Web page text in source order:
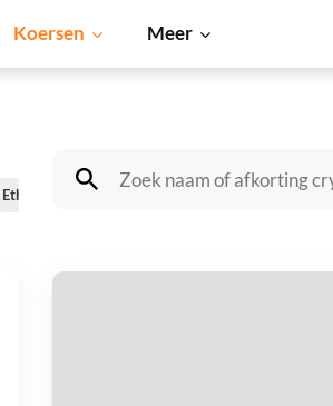
Koersen Meer
Ethereum Cardano Dogecoin